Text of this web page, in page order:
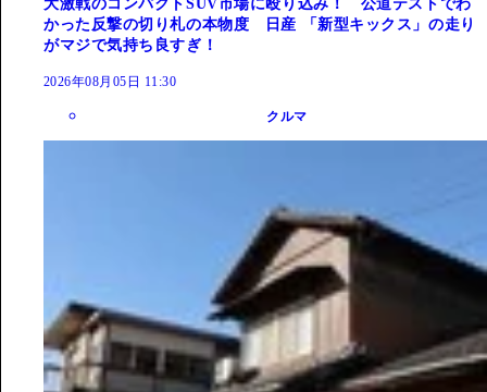
大激戦のコンパクトSUV市場に殴り込み！ 公道テストでわ
かった反撃の切り札の本物度 日産 「新型キックス」の走り
がマジで気持ち良すぎ！
2026年08月05日 11:30
クルマ